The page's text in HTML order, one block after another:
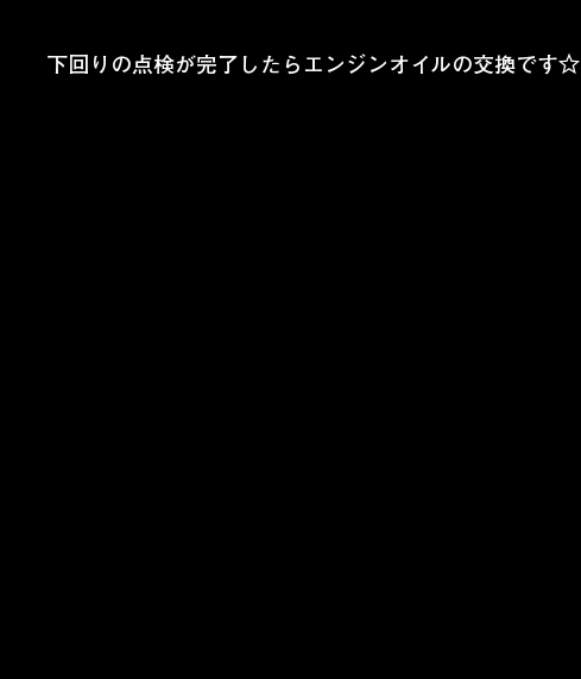
下回りの点検が完了したらエンジンオイルの交換です☆